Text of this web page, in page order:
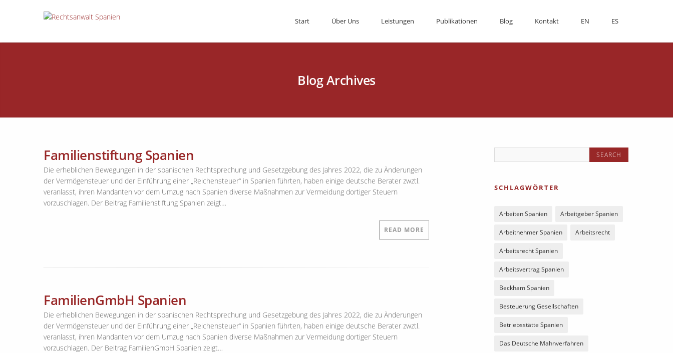
Start Über Uns Leistungen Publikationen Blog Kontakt EN ES
Blog Archives
Familienstiftung Spanien
Die erheblichen Bewegungen in der spanischen Rechtsprechung und Gesetzgebung des Jahres 2022, die zu Änderungen
der Vermögensteuer und der Einführung einer „Reichensteuer“ in Spanien führten, haben einige deutsche Berater zwztl.
veranlasst, ihren Mandanten vor dem Umzug nach Spanien diverse Maßnahmen zur Vermeidung dortiger Steuern
vorzuschlagen. Der Beitrag Familienstiftung Spanien zeigt…
READ MORE
FamilienGmbH Spanien
Die erheblichen Bewegungen in der spanischen Rechtsprechung und Gesetzgebung des Jahres 2022, die zu Änderungen
der Vermögensteuer und der Einführung einer „Reichensteuer“ in Spanien führten, haben einige deutsche Berater zwztl.
veranlasst, ihren Mandanten vor dem Umzug nach Spanien diverse Maßnahmen zur Vermeidung dortiger Steuern
vorzuschlagen. Der Beitrag FamilienGmbH Spanien zeigt…
SCHLAGWÖRTER
Arbeiten Spanien Arbeitgeber Spanien
Arbeitnehmer Spanien Arbeitsrecht
Arbeitsrecht Spanien
Arbeitsvertrag Spanien
Beckham Spanien
Besteuerung Gesellschaften
Betriebsstätte Spanien
Das Deutsche Mahnverfahren